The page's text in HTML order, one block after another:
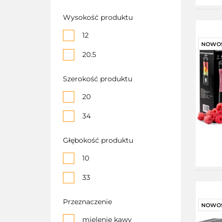
Duża moc
Wysokość produktu
12
20.5
Szerokość produktu
20
34
Głębokość produktu
10
33
Przeznaczenie
mielenie kawy